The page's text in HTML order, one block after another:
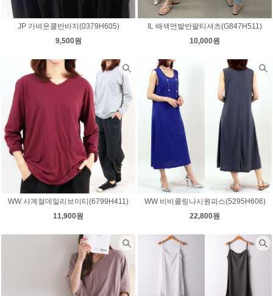
JP 가벼운쿨반바지(0379H605)
9,500원
IL 배색언발반팔티셔츠(G847H511)
10,000원
WW 사계절데일리브이티(6799H411)
11,900원
WW 비비쿨링나시원피스(5295H606)
22,800원